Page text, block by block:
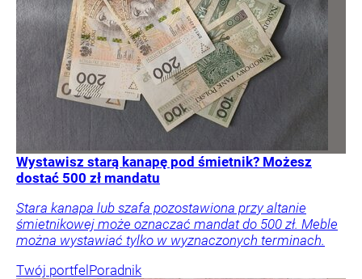
Wystawisz starą kanapę pod śmietnik? Możesz
dostać 500 zł mandatu
Stara kanapa lub szafa pozostawiona przy altanie
śmietnikowej może oznaczać mandat do 500 zł. Meble
można wystawiać tylko w wyznaczonych terminach.
Twój portfelPoradnik